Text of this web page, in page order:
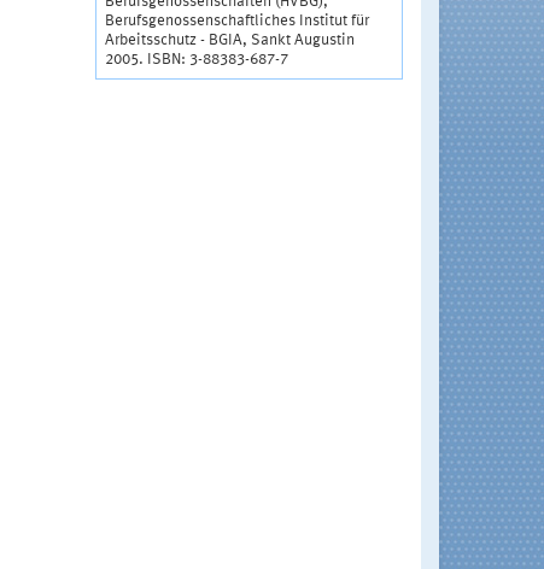
Berufsgenossenschaftliches Institut für
Arbeitsschutz - BGIA, Sankt Augustin
2005. ISBN: 3-88383-687-7